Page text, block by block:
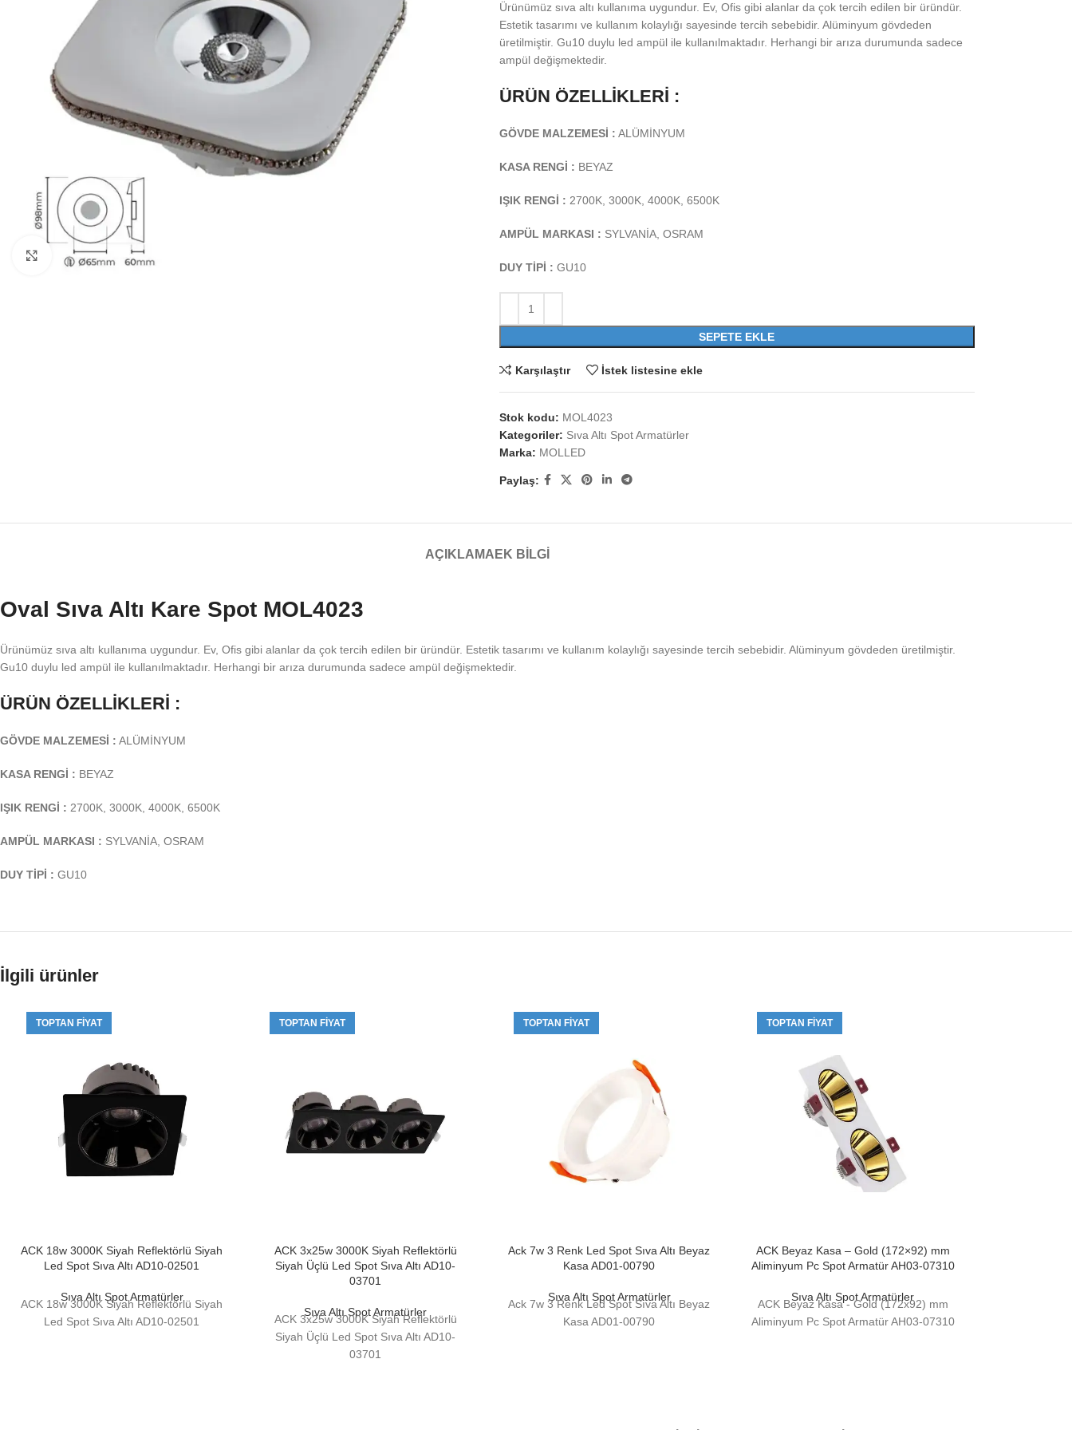
Büyütmek için tıklayın
Ürünümüz sıva altı kullanıma uygundur. Ev, Ofis gibi alanlar da çok tercih edilen bir üründür.
Estetik tasarımı ve kullanım kolaylığı sayesinde tercih sebebidir. Alüminyum gövdeden
üretilmiştir. Gu10 duylu led ampül ile kullanılmaktadır. Herhangi bir arıza durumunda sadece
ampül değişmektedir.
ÜRÜN ÖZELLİKLERİ :
GÖVDE MALZEMESİ : ALÜMİNYUM
KASA RENGİ : BEYAZ
IŞIK RENGİ : 2700K, 3000K, 4000K, 6500K
AMPÜL MARKASI : SYLVANİA, OSRAM
DUY TİPİ : GU10
SEPETE EKLE
Karşılaştır İstek listesine ekle
Stok kodu: MOL4023
Kategoriler: Sıva Altı Spot Armatürler
Marka: MOLLED
Paylaş:
AÇIKLAMA EK BILGI
Oval Sıva Altı Kare Spot MOL4023
Ürünümüz sıva altı kullanıma uygundur. Ev, Ofis gibi alanlar da çok tercih edilen bir üründür. Estetik tasarımı ve kullanım kolaylığı sayesinde tercih sebebidir. Alüminyum gövdeden üretilmiştir.
Gu10 duylu led ampül ile kullanılmaktadır. Herhangi bir arıza durumunda sadece ampül değişmektedir.
ÜRÜN ÖZELLİKLERİ :
GÖVDE MALZEMESİ : ALÜMİNYUM
KASA RENGİ : BEYAZ
IŞIK RENGİ : 2700K, 3000K, 4000K, 6500K
AMPÜL MARKASI : SYLVANİA, OSRAM
DUY TİPİ : GU10
İlgili ürünler
TOPTAN FIYAT
ACK 18w 3000K Siyah Reflektörlü Siyah
Led Spot Sıva Altı AD10-02501
Sıva Altı Spot Armatürler
ACK 18w 3000K Siyah Reflektörlü Siyah
Led Spot Sıva Altı AD10-02501
TOPTAN FIYAT
ACK 3x25w 3000K Siyah Reflektörlü
Siyah Üçlü Led Spot Sıva Altı AD10-
03701
Sıva Altı Spot Armatürler
ACK 3x25w 3000K Siyah Reflektörlü
Siyah Üçlü Led Spot Sıva Altı AD10-
03701
TOPTAN FIYAT
Ack 7w 3 Renk Led Spot Sıva Altı Beyaz
Kasa AD01-00790
Sıva Altı Spot Armatürler
Ack 7w 3 Renk Led Spot Sıva Altı Beyaz
Kasa AD01-00790
TOPTAN FIYAT
ACK Beyaz Kasa – Gold (172×92) mm
Aliminyum Pc Spot Armatür AH03-07310
Sıva Altı Spot Armatürler
ACK Beyaz Kasa - Gold (172x92) mm
Aliminyum Pc Spot Armatür AH03-07310